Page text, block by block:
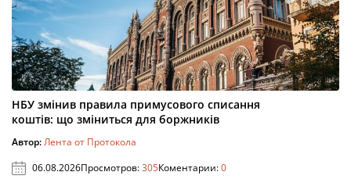
НБУ змінив правила примусового списання
коштів: що зміниться для боржників
Автор:Лента от Протокола
06.08.2026Просмотров:305Коментарии:0